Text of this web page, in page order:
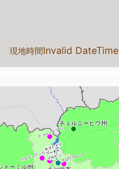
現地時間Invalid DateTime